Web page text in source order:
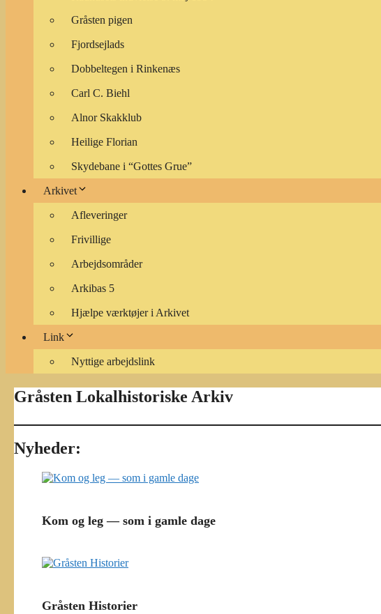
Gråsten pigen
Fjordsejlads
Dobbeltegen i Rinkenæs
Carl C. Biehl
Alnor Skakklub
Heilige Florian
Skydebane i “Gottes Grue”
Arkivet
Afleveringer
Frivillige
Arbejdsområder
Arkibas 5
Hjælpe værktøjer i Arkivet
Link
Nyttige arbejdslink
Gråsten Lokalhistoriske Arkiv
Nyheder:
Kom og leg — som i gamle dage
Gråsten Historier